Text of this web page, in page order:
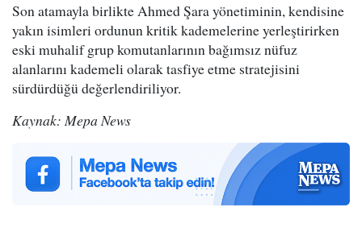
Son atamayla birlikte Ahmed Şara yönetiminin, kendisine
yakın isimleri ordunun kritik kademelerine yerleştirirken
eski muhalif grup komutanlarının bağımsız nüfuz
alanlarını kademeli olarak tasfiye etme stratejisini
sürdürdüğü değerlendiriliyor.
Kaynak: Mepa News